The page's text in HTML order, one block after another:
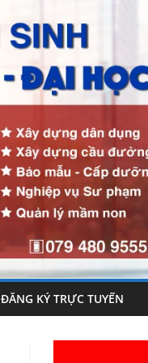
ĐĂNG KÝ TRỰC TUYẾN